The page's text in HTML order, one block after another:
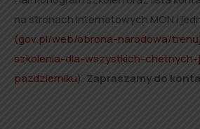
na stronach internetowych MON i
(gov.pl/web/obrona-narodowa/
szkolenia-dla-wszystkich-
pazdzierniku). Zapraszamy do